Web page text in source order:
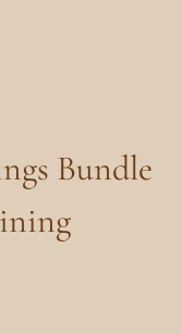
Bundle